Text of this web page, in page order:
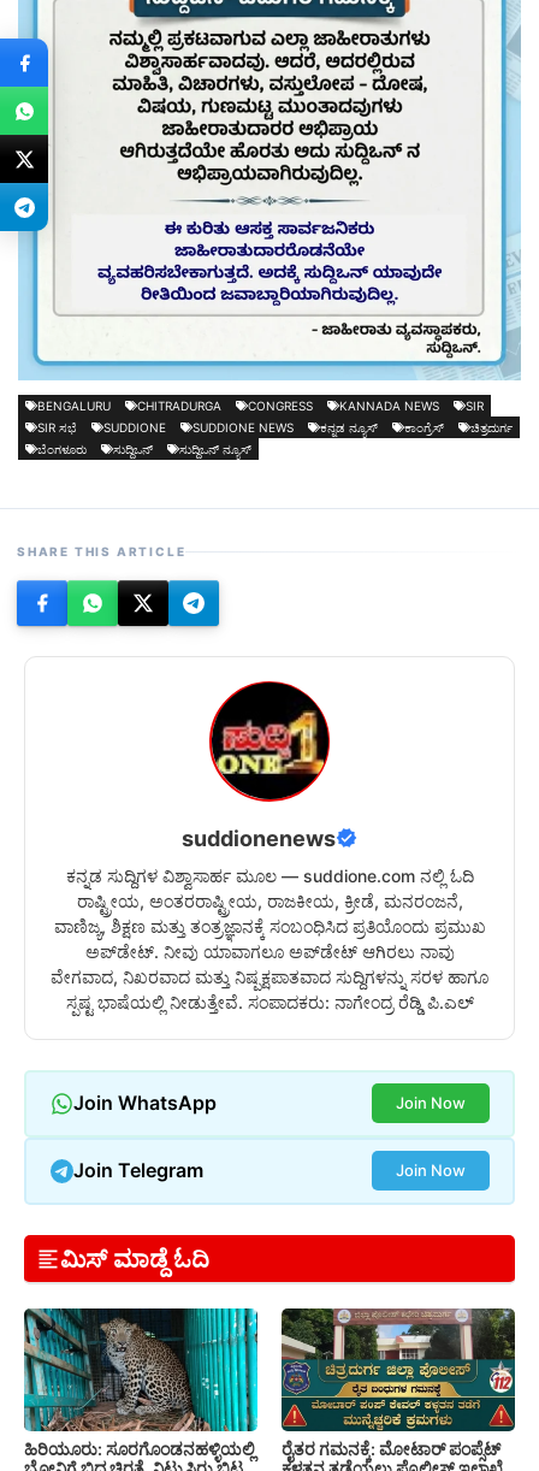
BENGALURU CHITRADURGA CONGRESS KANNADA NEWS
SIR
SIR ಸಭೆ
SUDDIONE SUDDIONE NEWS ಕನ್ನಡ ನ್ಯೂಸ್ ಕಾಂಗ್ರೆಸ್
ಚಿತ್ರದುರ್ಗ
ಬೆಂಗಳೂರು
ಸುದ್ದಿಒನ್ ಸುದ್ದಿಒನ್ ನ್ಯೂಸ್
SHARE THIS ARTICLE
suddionenews
ಕನ್ನಡ ಸುದ್ದಿಗಳ ವಿಶ್ವಾಸಾರ್ಹ ಮೂಲ — suddione.com ನಲ್ಲಿ ಓದಿ
ರಾಷ್ಟ್ರೀಯ, ಅಂತರರಾಷ್ಟ್ರೀಯ, ರಾಜಕೀಯ, ಕ್ರೀಡೆ, ಮನರಂಜನೆ,
ವಾಣಿಜ್ಯ, ಶಿಕ್ಷಣ ಮತ್ತು ತಂತ್ರಜ್ಞಾನಕ್ಕೆ ಸಂಬಂಧಿಸಿದ ಪ್ರತಿಯೊಂದು ಪ್ರಮುಖ
ಅಪ್‌ಡೇಟ್. ನೀವು ಯಾವಾಗಲೂ ಅಪ್‌ಡೇಟ್ ಆಗಿರಲು ನಾವು
ವೇಗವಾದ, ನಿಖರವಾದ ಮತ್ತು ನಿಷ್ಪಕ್ಷಪಾತವಾದ ಸುದ್ದಿಗಳನ್ನು ಸರಳ ಹಾಗೂ
ಸ್ಪಷ್ಟ ಭಾಷೆಯಲ್ಲಿ ನೀಡುತ್ತೇವೆ. ಸಂಪಾದಕರು: ನಾಗೇಂದ್ರ ರೆಡ್ಡಿ ಪಿ.ಎಲ್
Join WhatsApp Join Now
Join Telegram Join Now
ಮಿಸ್ ಮಾಡ್ದೆ ಓದಿ
ಹಿರಿಯೂರು: ಸೂರಗೊಂಡನಹಳ್ಳಿಯಲ್ಲಿ
ರೈತರ ಗಮನಕ್ಕೆ: ಮೋಟಾರ್ ಪಂಪ್ಸೆಟ್